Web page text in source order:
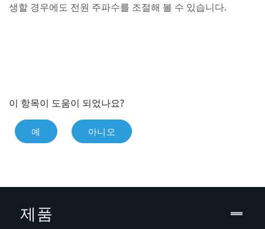
생할 경우에도 전원 주파수를 조절해 볼 수 있습니다.
이 항목이 도움이 되었나요?
예 아니오
제품